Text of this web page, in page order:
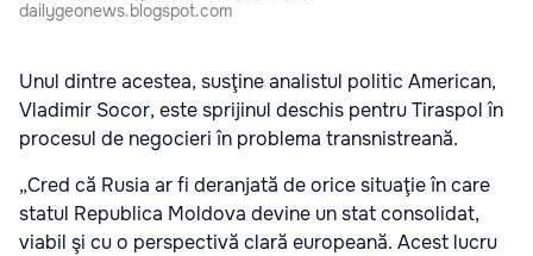
dailygeonews.blogspot.com
Unul dintre acestea, susţine analistul politic American,
Vladimir Socor, este sprijinul deschis pentru Tiraspol în
procesul de negocieri în problema transnistreană.
„Cred că Rusia ar fi deranjată de orice situaţie în care
statul Republica Moldova devine un stat consolidat,
viabil şi cu o perspectivă clară europeană. Acest lucru